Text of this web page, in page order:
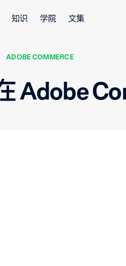
知识 学院 文集
ADOBE COMMERCE
Adobe